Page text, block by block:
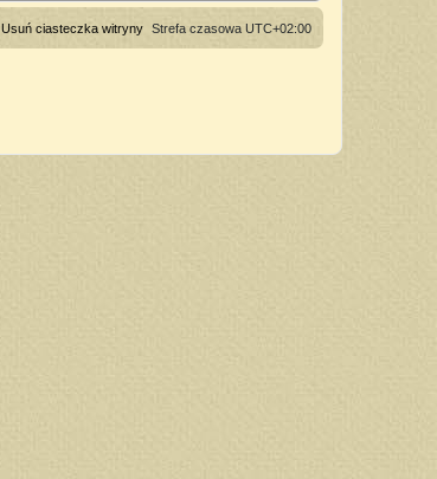
Strefa czasowa UTC+02:00
Usuń ciasteczka witryny